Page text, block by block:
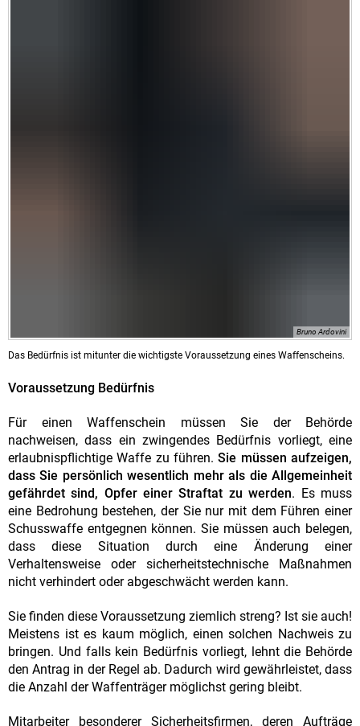
Bruno Ardovini
Das Bedürfnis ist mitunter die wichtigste Voraussetzung eines Waffenscheins.
Voraussetzung Bedürfnis
Für einen Waffenschein müssen Sie der Behörde
nachweisen, dass ein zwingendes Bedürfnis vorliegt, eine
erlaubnispflichtige Waffe zu führen. Sie müssen aufzeigen,
dass Sie persönlich wesentlich mehr als die Allgemeinheit
gefährdet sind, Opfer einer Straftat zu werden. Es muss
eine Bedrohung bestehen, der Sie nur mit dem Führen einer
Schusswaffe entgegnen können. Sie müssen auch belegen,
dass diese Situation durch eine Änderung einer
Verhaltensweise oder sicherheitstechnische Maßnahmen
nicht verhindert oder abgeschwächt werden kann.
Sie finden diese Voraussetzung ziemlich streng? Ist sie auch!
Meistens ist es kaum möglich, einen solchen Nachweis zu
bringen. Und falls kein Bedürfnis vorliegt, lehnt die Behörde
den Antrag in der Regel ab. Dadurch wird gewährleistet, dass
die Anzahl der Waffenträger möglichst gering bleibt.
Mitarbeiter besonderer Sicherheitsfirmen, deren Aufträge